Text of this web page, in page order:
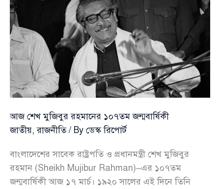
আপসের
জন্য
মানুষের
কাছে
দুঃখ
প্রকাশ
করা’:
কবির
আজ শেখ মুজিবুর রহমানের ১০৭তম জন্মবার্ষিকী
জাতীয়,রাজনীতি/ By ডেস্ক রিপোর্ট
বাংলাদেশের সাবেক রাষ্ট্রপতি ও প্রধানমন্ত্রী শেখ মুজিবুর
রহমান (Sheikh Mujibur Rahman)–এর ১০৭তম
জন্মবার্ষিকী আজ ১৭ মার্চ। ১৯২০ সালের এই দিনে তিনি